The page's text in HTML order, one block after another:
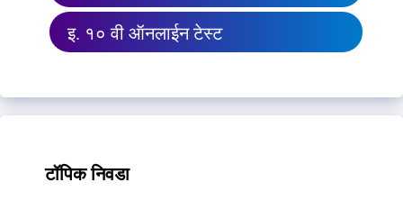
इ. १० वी ऑनलाईन टेस्ट
टॉपिक निवडा